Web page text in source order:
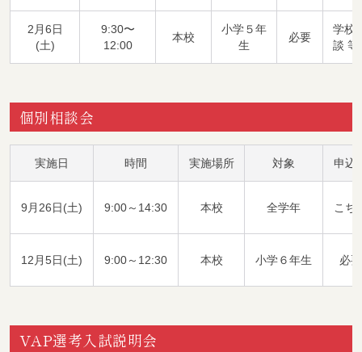
2月6日
(土)
9:30〜
12:00
本校
小学５年
生
必要
学校
談 等
個別相談会
実施日 時間 実施場所 対象 申込
9月26日(土) 9:00～14:30 本校 全学年 こち
12月5日(土) 9:00～12:30 本校 小学６年生 必要
VAP選考入試説明会